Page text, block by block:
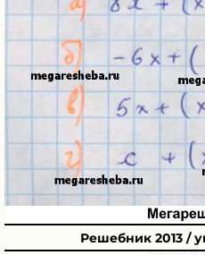
Решебник 2013 /